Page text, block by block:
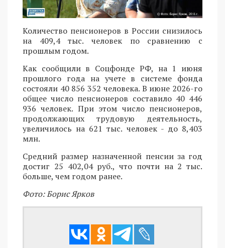
Количество пенсионеров в России снизилось
на 409,4 тыс. человек по сравнению с
прошлым годом.
Как сообщили в Соцфонде РФ, на 1 июня
прошлого года на учете в системе фонда
состояли 40 856 352 человека. В июне 2026-го
общее число пенсионеров составило 40 446
936 человек. При этом число пенсионеров,
продолжающих трудовую деятельность,
увеличилось на 621 тыс. человек - до 8,403
млн.
Средний размер назначенной пенсии за год
достиг 25 402,04 руб., что почти на 2 тыс.
больше, чем годом ранее.
Фото: Борис Ярков